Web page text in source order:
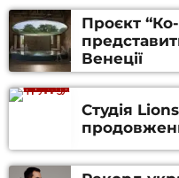
Проєкт
Венеції
Студія